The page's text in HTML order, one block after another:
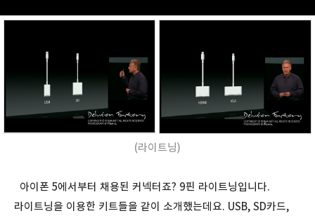
(라이트닝)
아이폰 5에서부터 채용된 커넥터죠? 9핀 라이트닝입니다.
라이트닝을 이용한 키트들을 같이 소개했는데요. USB, SD카드,